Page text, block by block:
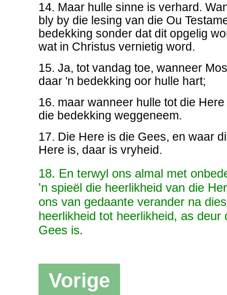
14. Maar hulle sinne is verhard.
bly by die lesing van die Ou
bedekking sonder dat dit opgelig
wat in Christus vernietig word.
15. Ja, tot vandag toe, wanneer
daar 'n bedekking oor hulle hart;
16. maar wanneer hulle tot die
die bedekking weggeneem.
17. Die Here is die Gees, en waar
Here is, daar is vryheid.
18. En terwyl ons almal met
'n spieël die heerlikheid van die
ons van gedaante verander na
heerlikheid tot heerlikheid, as deur
Gees is.
Vorige